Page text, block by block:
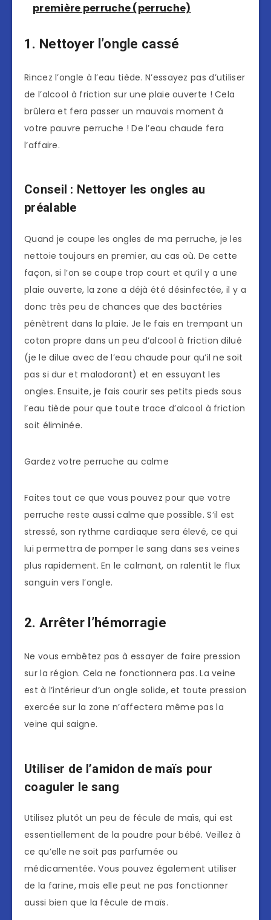
première perruche (perruche)
1. Nettoyer l’ongle cassé
Rincez l’ongle à l’eau tiède. N’essayez pas d’utiliser
de l’alcool à friction sur une plaie ouverte ! Cela
brûlera et fera passer un mauvais moment à
votre pauvre perruche ! De l’eau chaude fera
l’affaire.
Conseil : Nettoyer les ongles au
préalable
Quand je coupe les ongles de ma perruche, je les
nettoie toujours en premier, au cas où. De cette
façon, si l’on se coupe trop court et qu’il y a une
plaie ouverte, la zone a déjà été désinfectée, il y a
donc très peu de chances que des bactéries
pénètrent dans la plaie. Je le fais en trempant un
coton propre dans un peu d’alcool à friction dilué
(je le dilue avec de l’eau chaude pour qu’il ne soit
pas si dur et malodorant) et en essuyant les
ongles. Ensuite, je fais courir ses petits pieds sous
l’eau tiède pour que toute trace d’alcool à friction
soit éliminée.
Gardez votre perruche au calme
Faites tout ce que vous pouvez pour que votre
perruche reste aussi calme que possible. S’il est
stressé, son rythme cardiaque sera élevé, ce qui
lui permettra de pomper le sang dans ses veines
plus rapidement. En le calmant, on ralentit le flux
sanguin vers l’ongle.
2. Arrêter l’hémorragie
Ne vous embêtez pas à essayer de faire pression
sur la région. Cela ne fonctionnera pas. La veine
est à l’intérieur d’un ongle solide, et toute pression
exercée sur la zone n’affectera même pas la
veine qui saigne.
Utiliser de l’amidon de maïs pour
coaguler le sang
Utilisez plutôt un peu de fécule de maïs, qui est
essentiellement de la poudre pour bébé. Veillez à
ce qu’elle ne soit pas parfumée ou
médicamentée. Vous pouvez également utiliser
de la farine, mais elle peut ne pas fonctionner
aussi bien que la fécule de maïs.